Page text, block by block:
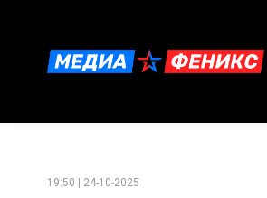
19:50 | 24-10-2025